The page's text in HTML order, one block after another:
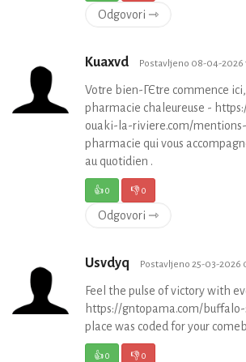
Odgovori ⇾
Kuaxvd Postavljeno 08-04-2026
Votre bien-ГЄtre commence
pharmacie chaleureuse -
ouaki-la-riviere.com/
pharmacie qui vous
au quotidien .
👍0 👎0
Odgovori ⇾
Usvdyq Postavljeno 25-03-2026
Feel the pulse of victory with
https://gntopama.com/
place was coded for your
👍0 👎0